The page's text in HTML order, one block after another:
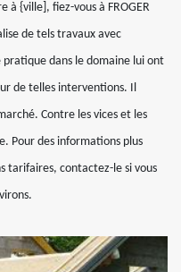
{ville], fiez-vous à FROGER
de tels travaux avec
pratique dans le domaine lui ont
de telles interventions. Il
Contre les vices et les
Pour des informations plus
tarifaires, contactez-le si vous